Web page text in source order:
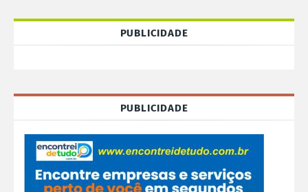
PUBLICIDADE
PUBLICIDADE